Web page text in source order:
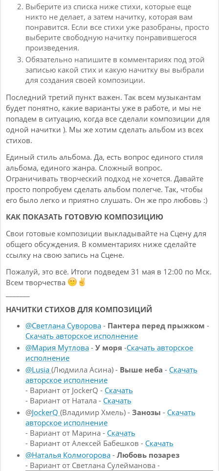
Выберите из списка ниже стихи, которые еще
никто не делает, а затем начитку, которая вам
понравится. Если все стихи уже разобраны, просто
выберите свободную начитку понравившегося
произведения.
Обязательно напишите в комментариях под этой
записью какой стих и какую начитку вы выбрали
для создания своей композиции.
Последний третий пункт важен. Так всем музыкантам
будет понятно, какие варианты уже в работе, и мы не
попадем в ситуацию, когда все сделали композиции для
одной начитки ). Мы же хотим сделать альбом из всех
стихов.
Единый стиль альбома. Да, есть вопрос единого стиля
альбома, единого жанра. Сложный вопрос.
Ограничивать творческий подход не хочется. Давайте
просто попробуем сделать альбом полегче. Так, чтобы
его было легко и приятно слушать. Он же про любовь :)
КАК ПОКАЗАТЬ ГОТОВУЮ КОМПОЗИЦИЮ
Свои готовые композиции выкладывайте на Сцену для
общего обсуждения. В комментариях ниже сделайте
ссылку на свою запись на Сцене.
Пожалуй, это всё. Итоги подведем 31 мая в 12:00 по Мск.
Всем творчества
НАЧИТКИ СТИХОВ ДЛЯ КОМПОЗИЦИЙ
@Светлана Суворова - Пантера перед прыжком -
Скачать авторское исполнение
@Мария Мутлова - У моря -Скачать авторское
исполнение
@Lusia (Людмила Асина) - Выше неба - Скачать
авторское исполнение
- Вариант от JockerQ - Скачать
- Вариант от Натала - Скачать
@JockerQ (Владимир Хмель) - Занозы - Скачать
авторское исполнение
- Вариант от Марина - Скачать
- Вариант от Алексей Бабешков - Скачать
@Наталья Колмогорова - Любовь позарез
- Вариант от Светлана Сулейманова -